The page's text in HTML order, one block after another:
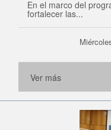
En el marco del
fortalecer las...
Ver más